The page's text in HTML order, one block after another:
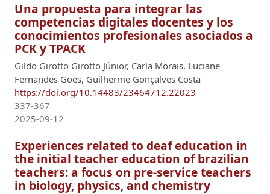
Una propuesta para integrar las
competencias digitales docentes y los
conocimientos profesionales asociados a
PCK y TPACK
Gildo Girotto Girotto Júnior, Carla Morais, Luciane
Fernandes Goes, Guilherme Gonçalves Costa
https://doi.org/10.14483/23464712.22023
337-367
2025-09-12
Experiences related to deaf education in
the initial teacher education of brazilian
teachers: a focus on pre-service teachers
in biology, physics, and chemistry